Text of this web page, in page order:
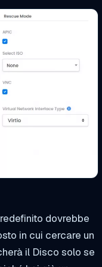
dovrebbe
in cui cercare un
il Disco solo se